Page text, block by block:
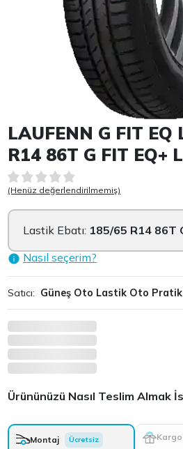
Item 1 of 1
LAUFENN G FIT EQ
R14 86T G FIT EQ+
(Henüz değerlendirilmemiş)
Lastik Ebatı: 185/65 R14 86T
Nasıl seçerim?
Satıcı: Güneş Oto Lastik Oto Pratik
Ürününüzü Nasıl Teslim Almak
Montaj Ücretsiz Kargo